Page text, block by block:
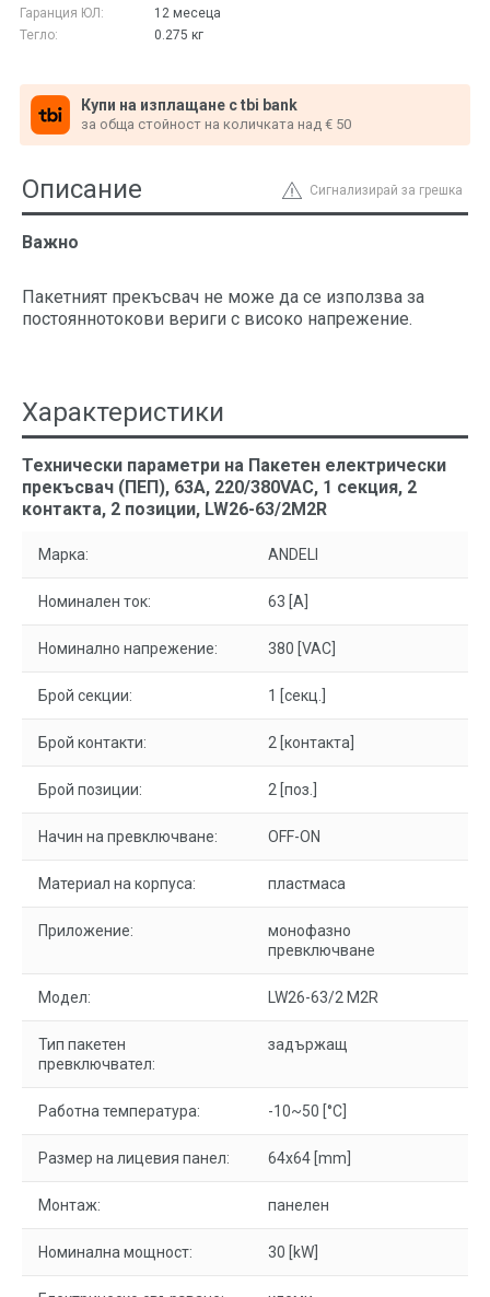
Гаранция ЮЛ:
12 месеца
Тегло:
0.275 кг
Купи на изплащане с tbi bank
за обща стойност на количката над € 50
Сигнализирай за грешка
Описание
Важно
Пакетният прекъсвач не може да се използва за
постояннотокови вериги с високо напрежение.
Характеристики
Технически параметри на Пакетен електрически
прекъсвач (ПЕП), 63А, 220/380VAC, 1 секция, 2
контакта, 2 позиции, LW26-63/2M2R
Марка: ANDELI
Номинален ток: 63 [A]
Номинално напрежение: 380 [VAC]
Брой секции: 1 [секц.]
Брой контакти: 2 [контакта]
Брой позиции: 2 [поз.]
Начин на превключване: OFF-ON
Материал на корпуса: пластмаса
Приложение:
монофазно
превключване
Модел: LW26-63/2 M2R
Тип пакетен
превключвател:
задържащ
Работна температура: -10~50 [°C]
Размер на лицевия панел: 64x64 [mm]
Монтаж: панелен
Номинална мощност: 30 [kW]